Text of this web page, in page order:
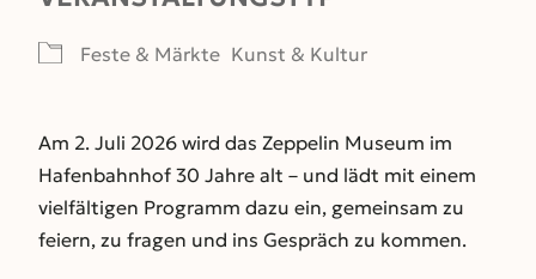
Feste & Märkte Kunst & Kultur
Am 2. Juli 2026 wird das Zeppelin Museum im
Hafenbahnhof 30 Jahre alt – und lädt mit einem
vielfältigen Programm dazu ein, gemeinsam zu
feiern, zu fragen und ins Gespräch zu kommen.